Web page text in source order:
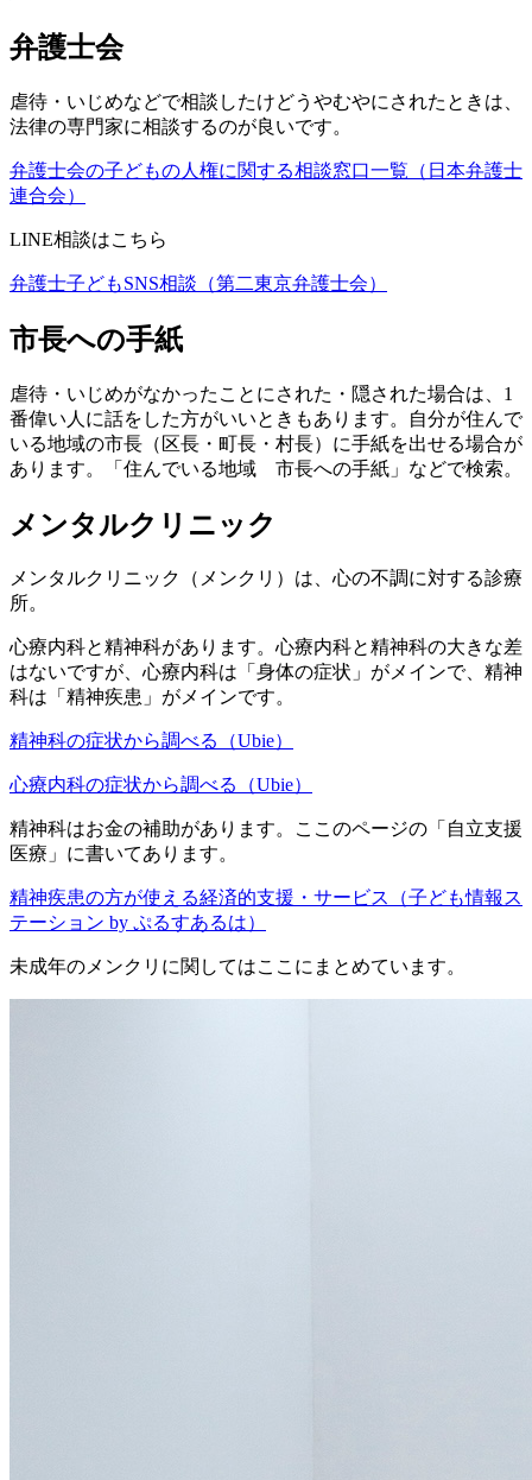
弁護士会
虐待・いじめなどで相談したけどうやむやにされたときは、
法律の専門家に相談するのが良いです。
弁護士会の子どもの人権に関する相談窓口一覧（日本弁護士
連合会）
LINE相談はこちら
弁護士子どもSNS相談（第二東京弁護士会）
市長への手紙
虐待・いじめがなかったことにされた・隠された場合は、1
番偉い人に話をした方がいいときもあります。自分が住んで
いる地域の市長（区長・町長・村長）に手紙を出せる場合が
あります。「住んでいる地域 市長への手紙」などで検索。
メンタルクリニック
メンタルクリニック（メンクリ）は、心の不調に対する診療
所。
心療内科と精神科があります。心療内科と精神科の大きな差
はないですが、心療内科は「身体の症状」がメインで、精神
科は「精神疾患」がメインです。
精神科の症状から調べる（Ubie）
心療内科の症状から調べる（Ubie）
精神科はお金の補助があります。ここのページの「自立支援
医療」に書いてあります。
精神疾患の方が使える経済的支援・サービス（子ども情報ス
テーション by ぷるすあるは）
未成年のメンクリに関してはここにまとめています。